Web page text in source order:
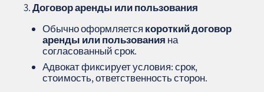
Договор аренды или пользования
Обычно оформляется короткий договор
аренды или пользования на
согласованный срок.
Адвокат фиксирует условия: срок,
стоимость, ответственность сторон.